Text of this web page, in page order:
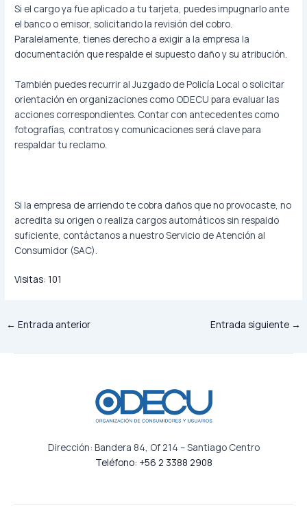
Si el cargo ya fue aplicado a tu tarjeta, puedes impugnarlo ante
el banco o emisor, solicitando la revisión del cobro.
Paralelamente, tienes derecho a exigir a la empresa la
documentación que respalde el supuesto daño y su atribución.
También puedes recurrir al Juzgado de Policía Local o solicitar
orientación en organizaciones como ODECU para evaluar las
acciones correspondientes. Contar con antecedentes como
fotografías, contratos y comunicaciones será clave para
respaldar tu reclamo.
Si la empresa de arriendo te cobra daños que no provocaste, no
acredita su origen o realiza cargos automáticos sin respaldo
suficiente, contáctanos a nuestro Servicio de Atención al
Consumidor (SAC).
Visitas: 101
← Entrada anterior Entrada siguiente →
Dirección: Bandera 84, Of 214 – Santiago Centro
Teléfono: +56 2 3388 2908